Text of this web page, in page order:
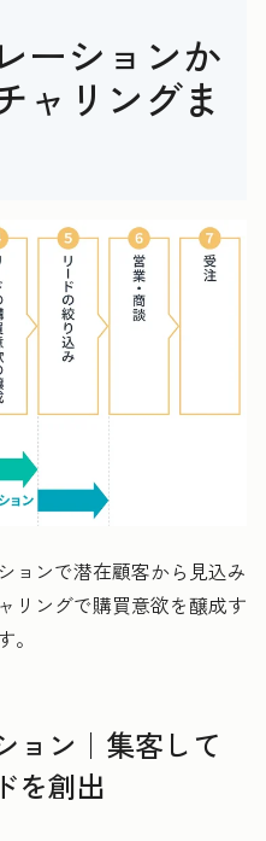
ーションか
ャリングま
ョンで潜在顧客から見込み
リングで購買意欲を醸成す
ョン｜集客して
を創出